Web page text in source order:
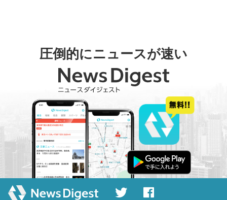
圧倒的にニュースが速い